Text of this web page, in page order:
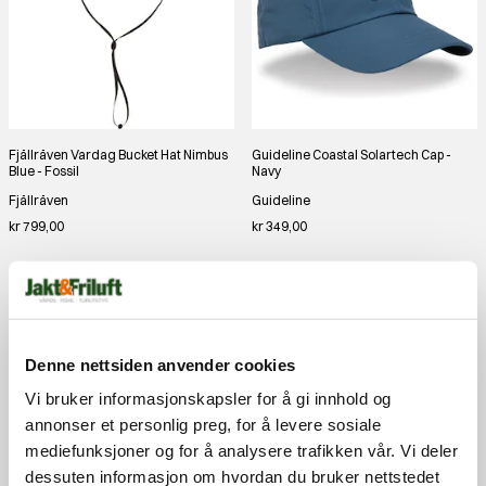
Denne nettsiden anvender cookies
Vi bruker informasjonskapsler for å gi innhold og
annonser et personlig preg, for å levere sosiale
mediefunksjoner og for å analysere trafikken vår. Vi deler
dessuten informasjon om hvordan du bruker nettstedet
Fjällräven Vardag Bucket Hat Nimbus
Blue - Fossil
Fjällräven
kr 799,00
Guideline Coastal Solartech Cap -
Navy
Guideline
kr 349,00